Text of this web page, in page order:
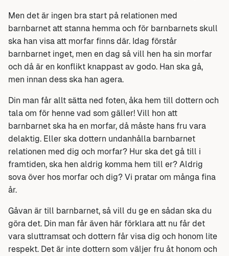
Men det är ingen bra start på relationen med
barnbarnet att stanna hemma och för barnbarnets skull
ska han visa att morfar finns där. Idag förstår
barnbarnet inget, men en dag så vill hen ha sin morfar
och då är en konflikt knappast av godo. Han ska gå,
men innan dess ska han agera.
Din man får allt sätta ned foten, åka hem till dottern och
tala om för henne vad som gäller! Vill hon att
barnbarnet ska ha en morfar, då måste hans fru vara
delaktig. Eller ska dottern undanhålla barnbarnet
relationen med dig och morfar? Hur ska det gå till i
framtiden, ska hen aldrig komma hem till er? Aldrig
sova över hos morfar och dig? Vi pratar om många fina
år.
Gåvan är till barnbarnet, så vill du ge en sådan ska du
göra det. Din man får även här förklara att nu får det
vara sluttramsat och dottern får visa dig och honom lite
respekt. Det är inte dottern som väljer fru åt honom och